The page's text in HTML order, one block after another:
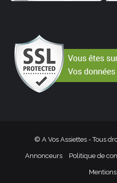
© A Vos Assiettes - Tous
Annonceurs Politique de